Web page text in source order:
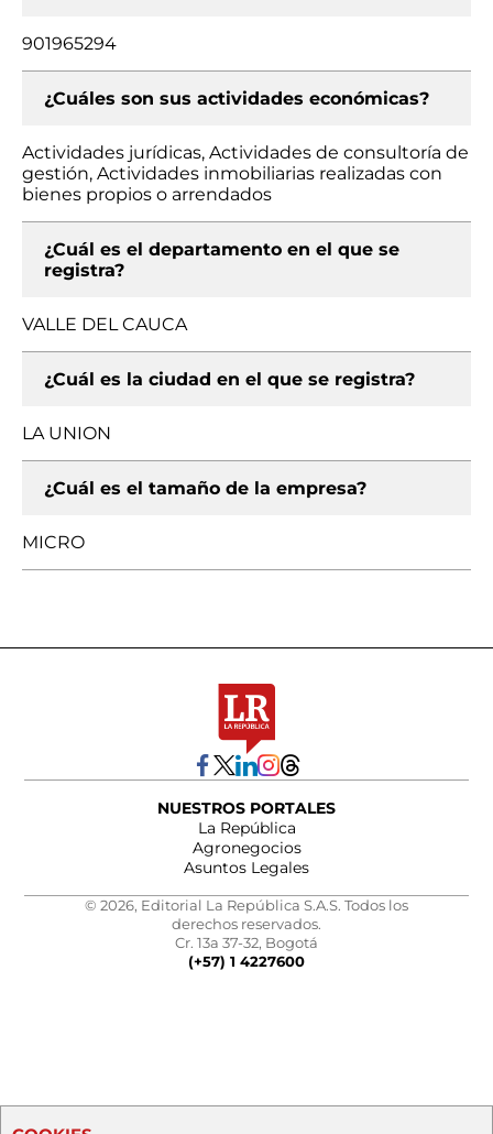
901965294
¿Cuáles son sus actividades económicas?
Actividades jurídicas, Actividades de consultoría de
gestión, Actividades inmobiliarias realizadas con
bienes propios o arrendados
¿Cuál es el departamento en el que se
registra?
VALLE DEL CAUCA
¿Cuál es la ciudad en el que se registra?
LA UNION
¿Cuál es el tamaño de la empresa?
MICRO
NUESTROS PORTALES
La República
Agronegocios
Asuntos Legales
© 2026, Editorial La República S.A.S. Todos los
derechos reservados.
Cr. 13a 37-32, Bogotá
(+57) 1 4227600